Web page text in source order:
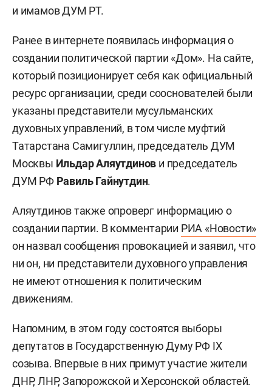
и имамов ДУМ РТ.
Ранее в интернете появилась информация о
создании политической партии «Дом». На сайте,
который позиционирует себя как официальный
ресурс организации, среди сооснователей были
указаны представители мусульманских
духовных управлений, в том числе муфтий
Татарстана Самигуллин, председатель ДУМ
Москвы Ильдар Аляутдинов и председатель
ДУМ РФ Равиль Гайнутдин.
Аляутдинов также опроверг информацию о
создании партии. В комментарии РИА «Новости»
он назвал сообщения провокацией и заявил, что
ни он, ни представители духовного управления
не имеют отношения к политическим
движениям.
Напомним, в этом году состоятся выборы
депутатов в Государственную Думу РФ IX
созыва. Впервые в них примут участие жители
ДНР, ЛНР, Запорожской и Херсонской областей.